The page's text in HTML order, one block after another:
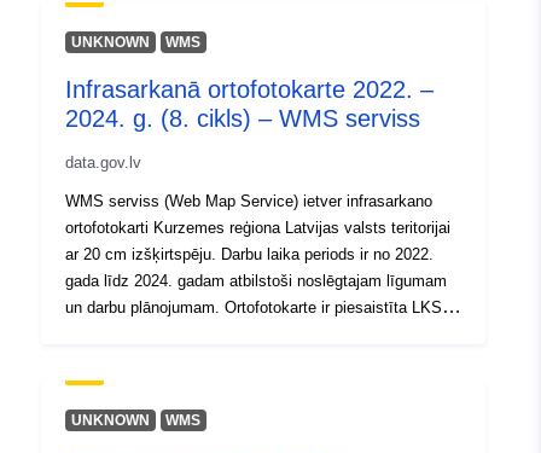
Identifikatori:
24311e07-09ac-42e4-834b-
uriRef:
http://data.europa.eu/88u/dataset/
09ac-42e4-834b-dd6e6d476c37
UNKNOWN WMS
Infrasarkanā ortofotokarte 2022. –
2024. g. (8. cikls) – WMS serviss
data.gov.lv
WMS serviss (Web Map Service) ietver infrasarkano
ortofotokarti Kurzemes reģiona Latvijas valsts teritorijai
ar 20 cm izšķirtspēju. Darbu laika periods ir no 2022.
gada līdz 2024. gadam atbilstoši noslēgtajam līgumam
un darbu plānojumam. Ortofotokarte ir piesaistīta LKS
(nepilna)Vairāk par WMS servisu
UNKNOWN WMS